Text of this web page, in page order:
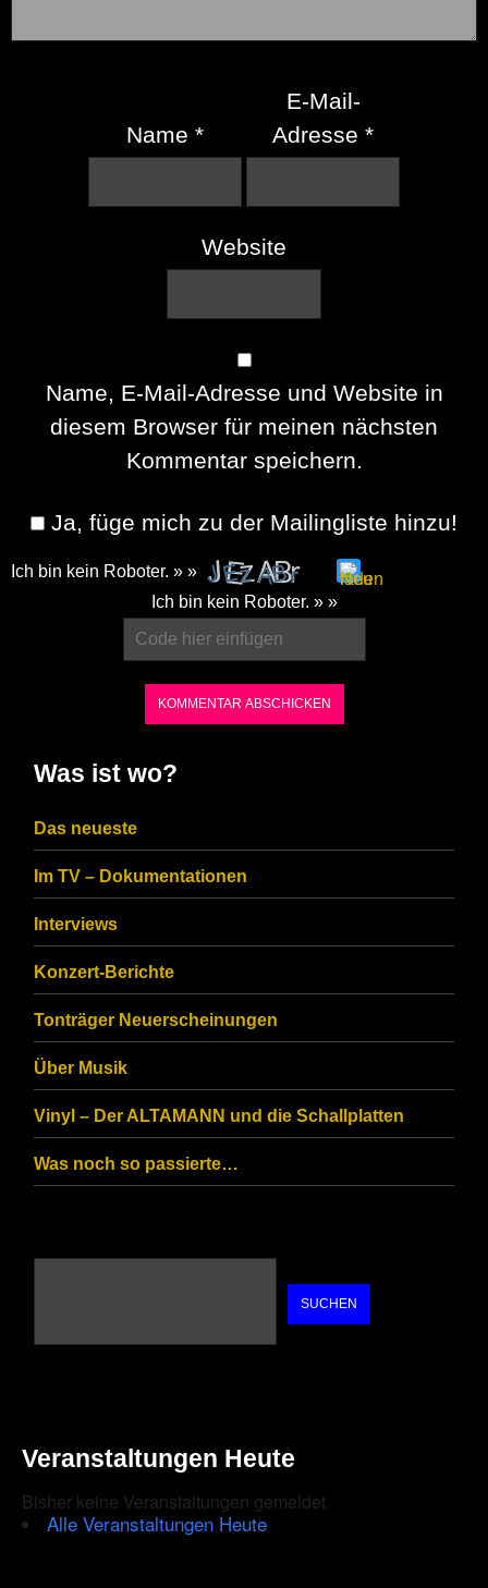
Name *
E-Mail-
Adresse*
Website
Name, E-Mail-Adresse und Website in
diesem Browser für meinen nächsten
Kommentar speichern.
Ja, füge mich zu der Mailingliste hinzu!
Ich bin kein Roboter. » »
CAPTCHA
ensure
that
you
are
human.
Ich bin kein Roboter. » »
Was ist wo?
Das neueste
Im TV – Dokumentationen
Interviews
Konzert-Berichte
Tonträger Neuerscheinungen
Über Musik
Vinyl – Der ALTAMANN und die Schallplatten
Was noch so passierte…
SUCHEN
Veranstaltungen Heute
Bisher keine Veranstaltungen gemeldet
Alle Veranstaltungen Heute